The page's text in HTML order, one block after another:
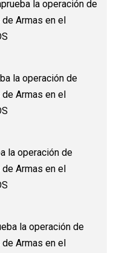
la operación de
Armas en el
la operación de
Armas en el
la operación de
Armas en el
la operación de
Armas en el